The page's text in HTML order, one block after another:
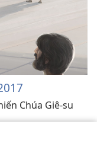
Chúa Giê-su